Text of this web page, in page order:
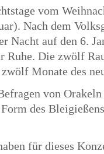
vom
Nach dem
auf den 6.
Ruhe. Die zwölf
Monate des
von
des
für dieses